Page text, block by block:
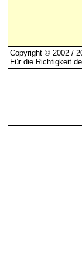
Copyright © 2002 /
Für die Richtigkeit